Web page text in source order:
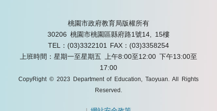
桃園市政府教育局版權所有
30206 桃園市桃園區縣府路1號14, 15樓
TEL：(03)3322101 FAX：(03)3358254
上班時間：星期一至星期五 上午8:00至12:00 下午13:00至
17:00
CopyRight © 2023 Department of Education, Taoyuan. All Rights
Reserved.